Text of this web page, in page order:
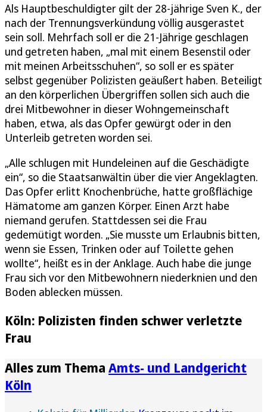
Als Hauptbeschuldigter gilt der 28-jährige Sven K., der
nach der Trennungsverkündung völlig ausgerastet
sein soll. Mehrfach soll er die 21-Jährige geschlagen
und getreten haben, „mal mit einem Besenstil oder
mit meinen Arbeitsschuhen“, so soll er es später
selbst gegenüber Polizisten geäußert haben. Beteiligt
an den körperlichen Übergriffen sollen sich auch die
drei Mitbewohner in dieser Wohngemeinschaft
haben, etwa, als das Opfer gewürgt oder in den
Unterleib getreten worden sei.
„Alle schlugen mit Hundeleinen auf die Geschädigte
ein“, so die Staatsanwältin über die vier Angeklagten.
Das Opfer erlitt Knochenbrüche, hatte großflächige
Hämatome am ganzen Körper. Einen Arzt habe
niemand gerufen. Stattdessen sei die Frau
gedemütigt worden. „Sie musste um Erlaubnis bitten,
wenn sie Essen, Trinken oder auf Toilette gehen
wollte“, heißt es in der Anklage. Auch habe die junge
Frau sich vor den Mitbewohnern niederknien und den
Boden ablecken müssen.
Köln: Polizisten finden schwer verletzte
Frau
Alles zum Thema Amts- und Landgericht
Köln